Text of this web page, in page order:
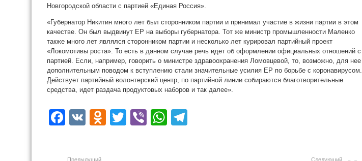
Новгородской области с партией «Единая Россия».
«Губернатор Никитин много лет был сторонником партии и принимал участие в жизни партии в этом
качестве. Он был выдвинут ЕР на выборы губернатора. Тот же министр промышленности Маленко
также много лет являлся сторонником партии и несколько лет курировал партийный проект
«Локомотивы роста». То есть в данном случае речь идет об оформлении официальных отношений с
партией. Если, например, говорить о министре здравоохранения Ломовцевой, то, возможно, для нее
дополнительным поводом к вступлению стали значительные усилия ЕР по борьбе с коронавирусом.
Действует партийный волонтерский центр, по партийной линии собираются благотворительные
средства, идет раздача продуктовых наборов и так далее».
Facebook
VK Odnoklassniki
Twitter
ViberWhatsApp
Предыдущий Следующий